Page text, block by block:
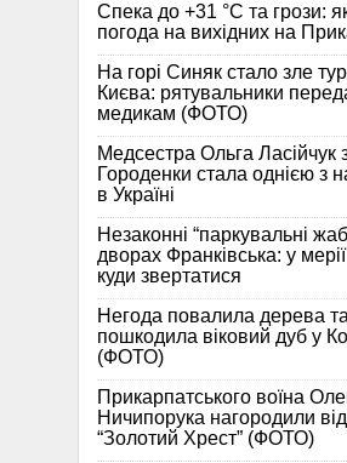
Спека до +31 °C та грози:
погода на вихідних на
На горі Синяк стало зле
Києва: рятувальники
медикам (ФОТО)
Медсестра Ольга Ласійчук
Городенки стала однією з
в Україні
Незаконні “паркувальні
дворах Франківська: у
куди звертатися
Негода повалила дерева та
пошкодила віковий дуб у
(ФОТО)
Прикарпатського воїна
Ничипорука нагородили
“Золотий Хрест” (ФОТО)